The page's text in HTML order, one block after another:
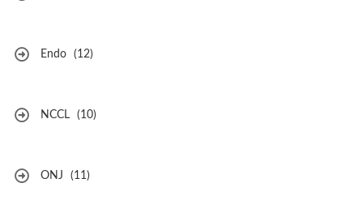
Endo (12)
NCCL (10)
ONJ (11)